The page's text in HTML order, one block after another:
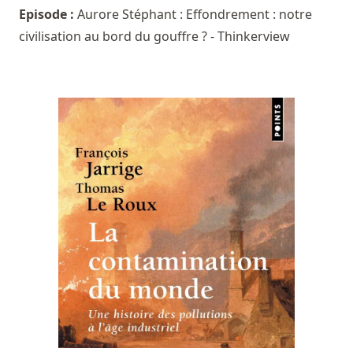
Episode : Aurore Stéphant : Effondrement : notre
civilisation au bord du gouffre ? - Thinkerview